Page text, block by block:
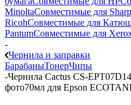
MinoltaСовместимые для Sharp
RicohСовместимые для
PantumСовместимые для
-
Чернила и заправки
БарабаныТонерЧипы
-Чернила Cactus CS-
фото70мл для Epson